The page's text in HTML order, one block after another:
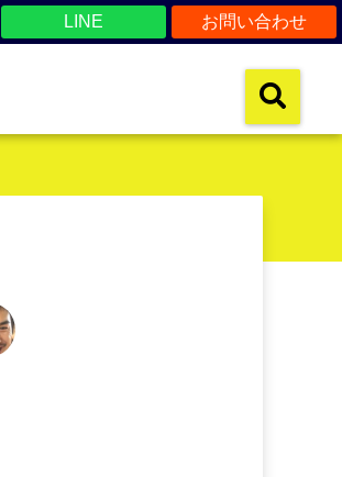
お問い合わせ
LINE